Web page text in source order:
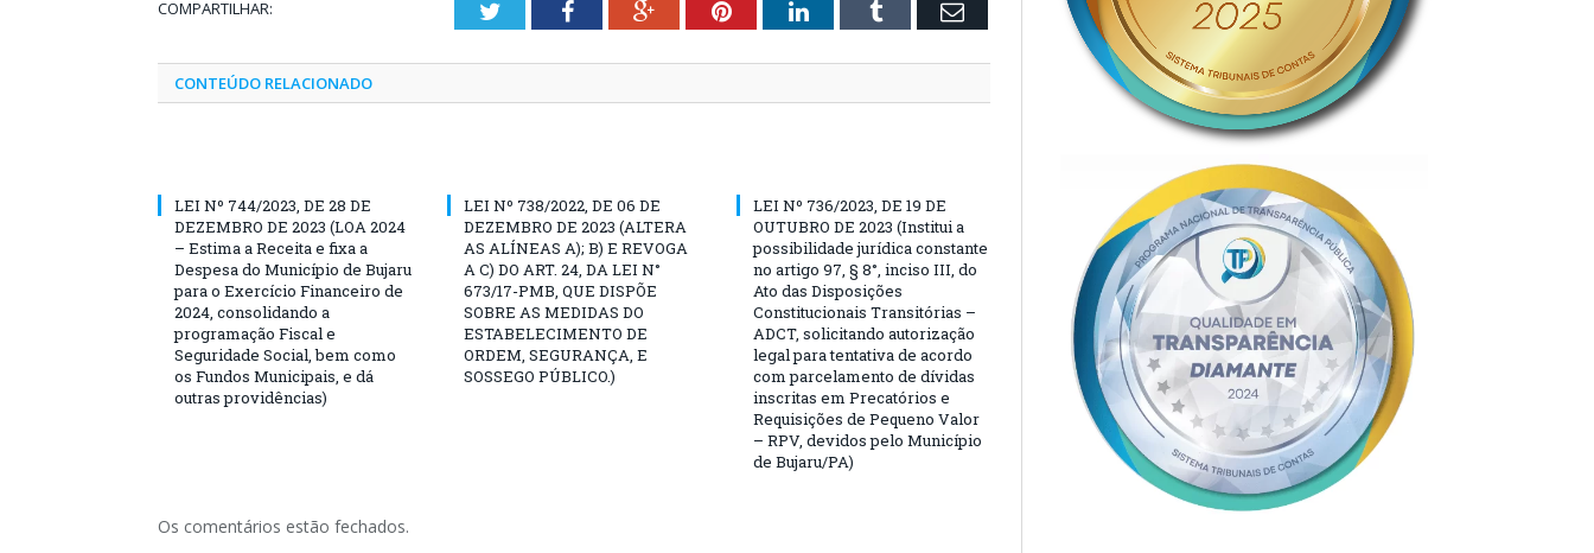
COMPARTILHAR: TwitterFacebookGoogle+PinterestLinkedInTumblr Email
CONTEÚDO RELACIONADO
LEI Nº 744/2023, DE 28 DE
DEZEMBRO DE 2023 (LOA 2024
– Estima a Receita e fixa a
Despesa do Município de Bujaru
para o Exercício Financeiro de
2024, consolidando a
programação Fiscal e
Seguridade Social, bem como
os Fundos Municipais, e dá
outras providências)
LEI Nº 738/2022, DE 06 DE
DEZEMBRO DE 2023 (ALTERA
AS ALÍNEAS A); B) E REVOGA
A C) DO ART. 24, DA LEI N°
673/17-PMB, QUE DISPÕE
SOBRE AS MEDIDAS DO
ESTABELECIMENTO DE
ORDEM, SEGURANÇA, E
SOSSEGO PÚBLICO.)
LEI Nº 736/2023, DE 19 DE
OUTUBRO DE 2023 (Institui a
possibilidade jurídica constante
no artigo 97, § 8°, inciso III, do
Ato das Disposições
Constitucionais Transitórias –
ADCT, solicitando autorização
legal para tentativa de acordo
com parcelamento de dívidas
inscritas em Precatórios e
Requisições de Pequeno Valor
– RPV, devidos pelo Município
de Bujaru/PA)
Os comentários estão fechados.